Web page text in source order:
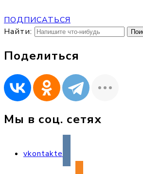
ПОДПИСАТЬСЯ
Найти:
Поделиться
Мы в соц. сетях
vkontakte